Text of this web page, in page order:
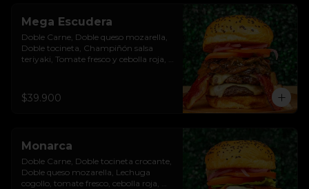
Mega Escudera
Doble Carne, Doble queso mozarella,
Doble tocineta, Champiñón salsa
teriyaki, Tomate fresco y cebolla roja,
$39.900
Monarca
Doble Carne, Doble tocineta crocante,
Doble queso mozarella, Lechuga
cogollo, tomate fresco, cebolla roja,